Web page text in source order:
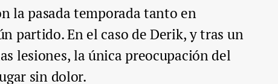
la pasada temporada tanto en
partido. En el caso de Derik, y tras un
lesiones, la única preocupación del
sin dolor.